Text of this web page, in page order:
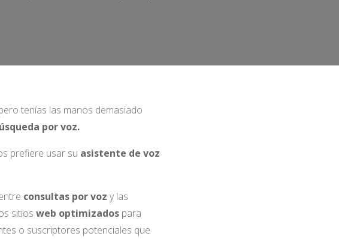
tenías las manos demasiado
por voz.
prefiere usar su asistente de voz
consultas por voz y las
sitiosweb optimizados para
o suscriptores potenciales que